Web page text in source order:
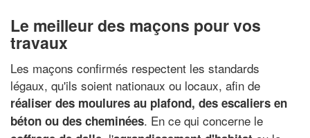
Le meilleur des maçons pour vos
travaux
Les maçons confirmés respectent les standards
légaux, qu'ils soient nationaux ou locaux, afin de
réaliser des moulures au plafond, des escaliers en
béton ou des cheminées. En ce qui concerne le